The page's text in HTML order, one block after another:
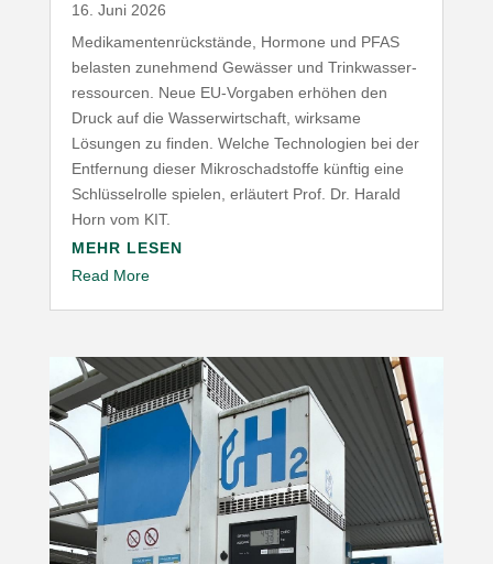
16. Juni 2026
Medi­ka­men­ten­rück­stände, Hormone und PFAS
belasten zunehmend Gewässer und Trink­was­ser­
res­sourcen. Neue EU-​Vorgaben erhöhen den
Druck auf die Wasser­wirt­schaft, wirksame
Lösungen zu finden. Welche Tech­no­logien bei der
Entfernung dieser Mikro­schad­stoffe künftig eine
Schlüs­sel­rolle spielen, erläutert Prof. Dr. Harald
Horn vom KIT.
MEHR LESEN
Read More